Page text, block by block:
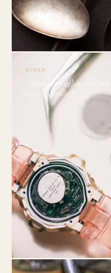
BIJOUX
Comment régler ton
sans goupille ?
27 Avr 2026 · 6 min